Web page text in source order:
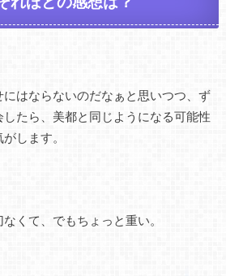
はならないのだなぁと思いつつ、ず
たら、美都と同じようになる可能性
します。
くて、でもちょっと重い。